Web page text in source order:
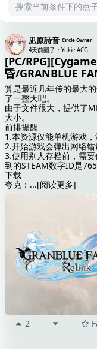
凪原詩音 Circle Owner
4天前圈子：Yukie ACG
[PC/
昏/GRANBLUE
算是最近几年传的最大
了一整天吧。
由于文件很大，提供了
大小。
前排提醒
1.本资源仅能单机游戏
2.开始游戏会弹出网络错
3.使用别人存档前，需
到的STEAM数字ID是
下载
夸克： ...[阅读更多]
2